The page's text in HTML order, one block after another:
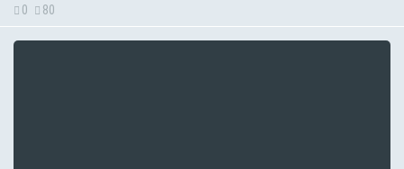
0 80